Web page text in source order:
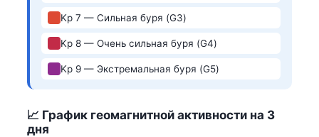
Kp 7 — Сильная буря (G3)
Kp 8 — Очень сильная буря (G4)
Kp 9 — Экстремальная буря (G5)
📈 График геомагнитной активности на 3
дня